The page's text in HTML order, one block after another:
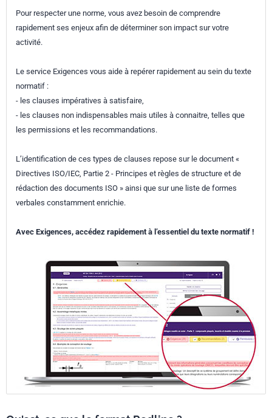
Pour respecter une norme, vous avez besoin de comprendre
rapidement ses enjeux afin de déterminer son impact sur votre
activité.
Le service Exigences vous aide à repérer rapidement au sein du texte
normatif :
- les clauses impératives à satisfaire,
- les clauses non indispensables mais utiles à connaitre, telles que
les permissions et les recommandations.
L’identification de ces types de clauses repose sur le document «
Directives ISO/IEC, Partie 2 - Principes et règles de structure et de
rédaction des documents ISO » ainsi que sur une liste de formes
verbales constamment enrichie.
Avec Exigences, accédez rapidement à l’essentiel du texte normatif !